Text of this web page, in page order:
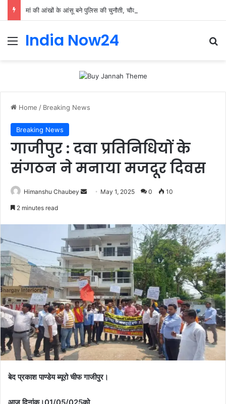
India Now24
Home / Breaking News
Breaking News
गाजीपुर : दवा प्रतिनिधियों के
संगठन ने मनाया मजदूर दिवस
Himanshu Chaubey May 1, 2025 0 10
2 minutes read
बेद प्रकाश पाण्डेय ब्यूरो चीफ गाजीपुर।
आज दिनांक।01/05/025को